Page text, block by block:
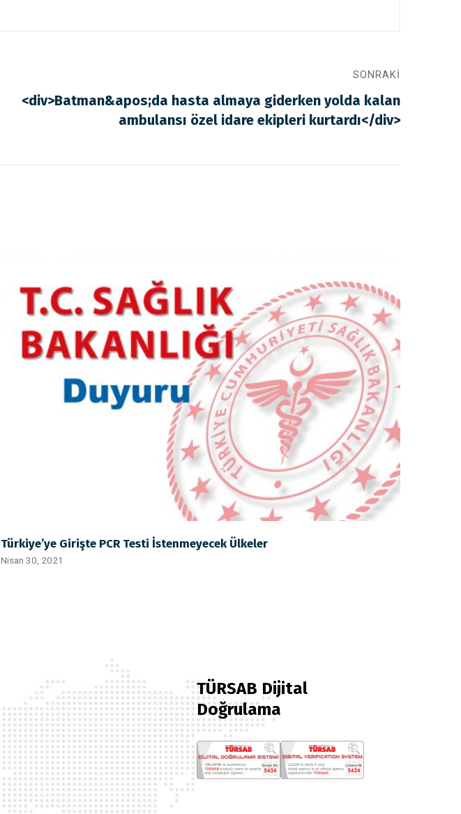
SONRAKI
<div>Batman&apos;da hasta almaya giderken yolda kalan
ambulansı özel idare ekipleri kurtardı</div>
Türkiye’ye Girişte PCR Testi İstenmeyecek Ülkeler
Nisan 30, 2021
TÜRSAB Dijital
Doğrulama